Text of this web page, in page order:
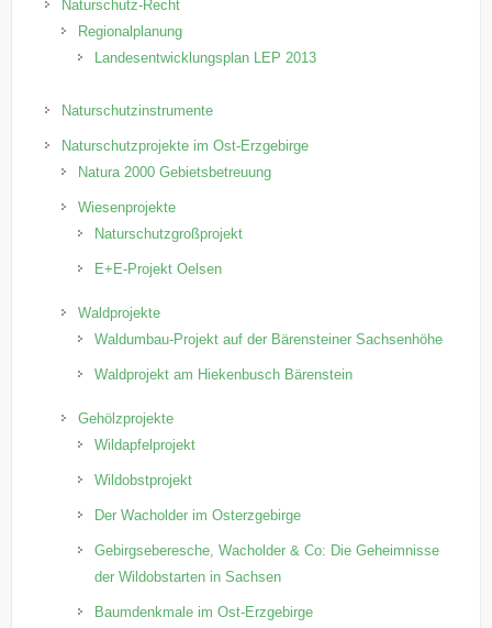
Naturschutz-Recht
Regionalplanung
Landesentwicklungsplan LEP 2013
Naturschutzinstrumente
Naturschutzprojekte im Ost-Erzgebirge
Natura 2000 Gebietsbetreuung
Wiesenprojekte
Naturschutzgroßprojekt
E+E-Projekt Oelsen
Waldprojekte
Waldumbau-Projekt auf der Bärensteiner Sachsenhöhe
Waldprojekt am Hiekenbusch Bärenstein
Gehölzprojekte
Wildapfelprojekt
Wildobstprojekt
Der Wacholder im Osterzgebirge
Gebirgseberesche, Wacholder & Co: Die Geheimnisse
der Wildobstarten in Sachsen
Baumdenkmale im Ost-Erzgebirge